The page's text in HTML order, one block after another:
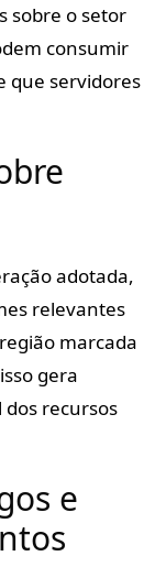
sobre o setor
consumir
que servidores
adotada,
relevantes
marcada
gera
recursos
e